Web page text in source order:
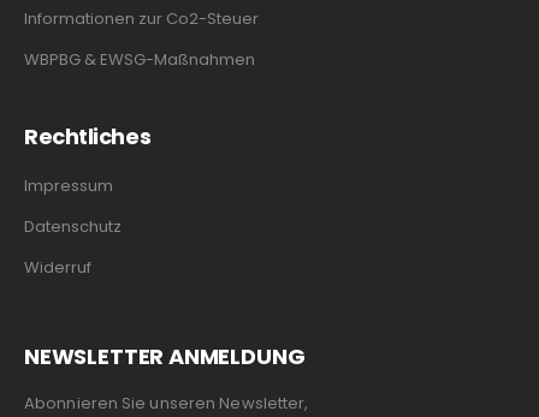
Informationen zur Co2-Steuer
WBPBG & EWSG-Maßnahmen
Rechtliches
Impressum
Datenschutz
Widerruf
NEWSLETTER ANMELDUNG
Abonnieren Sie unseren Newsletter,